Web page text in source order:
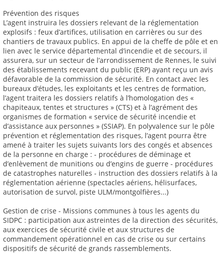
Prévention des risques
L’agent instruira les dossiers relevant de la réglementation
explosifs : feux d’artifices, utilisation en carrières ou sur des
chantiers de travaux publics. En appui de la cheffe de pôle et en
lien avec le service départemental d’incendie et de secours, il
assurera, sur un secteur de l’arrondissement de Rennes, le suivi
des établissements recevant du public (ERP) ayant reçu un avis
défavorable de la commission de sécurité. En contact avec les
bureaux d’études, les exploitants et les centres de formation,
l’agent traitera les dossiers relatifs à l’homologation des «
chapiteaux, tentes et structures » (CTS) et à l’agrément des
organismes de formation « service de sécurité incendie et
d’assistance aux personnes » (SSIAP). En polyvalence sur le pôle
prévention et réglementation des risques, l’agent pourra être
amené à traiter les sujets suivants lors des congés et absences
de la personne en charge : - procédures de déminage et
d’enlèvement de munitions ou d’engins de guerre - procédures
de catastrophes naturelles - instruction des dossiers relatifs à la
réglementation aérienne (spectacles aériens, hélisurfaces,
autorisation de survol, piste ULM/montgolfières...)
Gestion de crise - Missions communes à tous les agents du
SIDPC : participation aux astreintes de la direction des sécurités,
aux exercices de sécurité civile et aux structures de
commandement opérationnel en cas de crise ou sur certains
dispositifs de sécurité de grands rassemblements.